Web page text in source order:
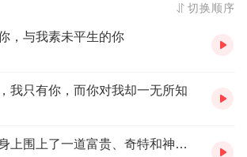
切换顺序
，与我素未平生的你
我只有你，而你对我却一无所知
03 第一眼：你的身上围上了一道富贵、奇特和神秘的光华